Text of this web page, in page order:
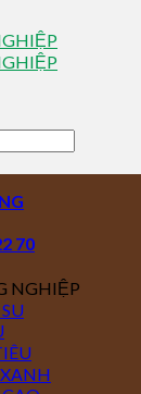
70
NGHIỆP